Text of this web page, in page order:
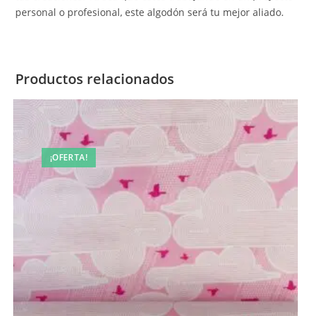
personal o profesional, este algodón será tu mejor aliado.
Productos relacionados
¡OFERTA!